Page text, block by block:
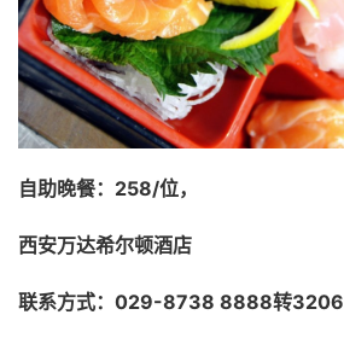
自助晚餐：258/位，
西安万达希尔顿酒店
联系方式：029-8738 8888转3206